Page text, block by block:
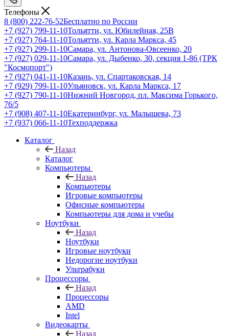
Телефоны
8 (800) 222-76-52Бесплатно по России
+7 (927) 799-11-10Тольятти, ул. Юбилейная, 25В
+7 (927) 764-11-10Тольятти, ул. Карла Маркса, 45
+7 (927) 299-11-10Самара, ул. Антонова-Овсеенко, 20
+7 (927) 029-11-10Самара, ул. Дыбенко, 30, секция 1-86 (ТРК
"Космопорт")
+7 (927) 041-11-10Казань, ул. Спартаковская, 14
+7 (929) 799-11-10Ульяновск, ул. Карла Маркса, 17
+7 (927) 790-11-10Нижний Новгород, пл. Максима Горького,
76/5
+7 (908) 407-11-10Екатеринбург, ул. Малышева, 73
+7 (937) 066-11-10Техподдержка
Каталог
Назад
Каталог
Компьютеры
Назад
Компьютеры
Игровые компьютеры
Офисные компьютеры
Компьютеры для дома и учебы
Ноутбуки
Назад
Ноутбуки
Игровые ноутбуки
Недорогие ноутбуки
Ультрабуки
Процессоры
Назад
Процессоры
AMD
Intel
Видеокарты
Назад